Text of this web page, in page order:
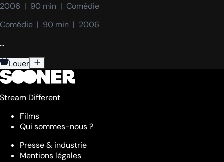
2006  |  90 min  |  Comédie
Comédie  |  90 min  |  2006
...
Louer
Stream Different
Films
Qui sommes-nous ?
Presse & industrie
Mentions légales